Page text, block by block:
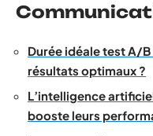
Durée idéale test A/
résultats optimaux ?
L’intelligence
booste leurs